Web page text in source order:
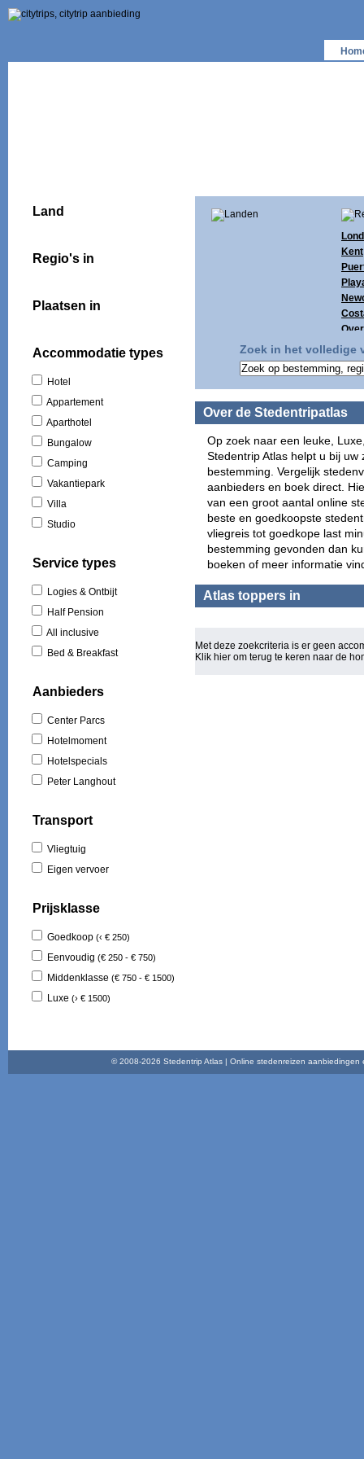
Land
Regio's in
Plaatsen in
Accommodatie types
Hotel
Appartement
Aparthotel
Bungalow
Camping
Vakantiepark
Villa
Studio
Service types
Logies & Ontbijt
Half Pension
All inclusive
Bed & Breakfast
Aanbieders
Center Parcs
Hotelmoment
Hotelspecials
Peter Langhout
Transport
Vliegtuig
Eigen vervoer
Prijsklasse
Goedkoop (‹ € 250)
Eenvoudig (€ 250 - € 750)
Middenklasse (€ 750 - € 1500)
Luxe (› € 1500)
Kent
Zuid
El
Zoek in het volledige
Over de Stedentripatlas
Op zoek naar een leuke,
Stedentrip Atlas helpt u bij
bestemming. Vergelijk
aanbieders en boek direct.
van een groot aantal online
beste en goedkoopste
vliegreis tot goedkope last
bestemming gevonden dan
boeken of meer informatie
Atlas toppers in
Met deze zoekcriteria is er geen
Klik hier om terug te keren naar de
© 2008-2026 Stedentrip Atlas | Online stedenreizen